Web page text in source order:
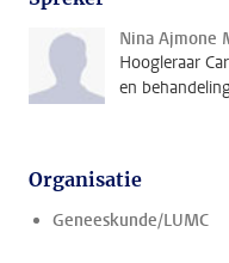
Nina Ajmone
Hoogleraar
en
Organisatie
Geneeskunde/LUMC